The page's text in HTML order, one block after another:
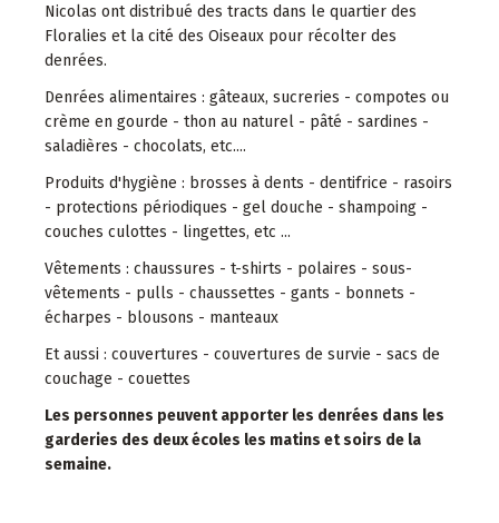
Nicolas ont distribué des tracts dans le quartier des
Floralies et la cité des Oiseaux pour récolter des
denrées.
Denrées alimentaires : gâteaux, sucreries - compotes ou
crème en gourde - thon au naturel - pâté - sardines -
saladières - chocolats, etc....
Produits d'hygiène : brosses à dents - dentifrice - rasoirs
- protections périodiques - gel douche - shampoing -
couches culottes - lingettes, etc ...
Vêtements : chaussures - t-shirts - polaires - sous-
vêtements - pulls - chaussettes - gants - bonnets -
écharpes - blousons - manteaux
Et aussi : couvertures - couvertures de survie - sacs de
couchage - couettes
Les personnes peuvent apporter les denrées dans les
garderies des deux écoles les matins et soirs de la
semaine.